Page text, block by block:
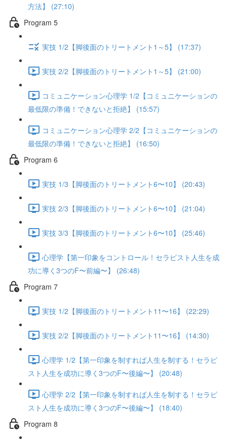
方法】 (27:10)
Program 5
実技 1/2【脚後面のトリートメント1～5】 (17:37)
実技 2/2【脚後面のトリートメント1～5】 (21:00)
コミュニケーション心理学 1/2【コミュニケーションの
最低限の準備！できないと拒絶】 (15:57)
コミュニケーション心理学 2/2【コミュニケーションの
最低限の準備！できないと拒絶】 (16:50)
Program 6
実技 1/3【脚後面のトリートメント6〜10】 (20:43)
実技 2/3【脚後面のトリートメント6〜10】 (21:04)
実技 3/3【脚後面のトリートメント6〜10】 (25:46)
心理学【第一印象をコントロール！セラピスト人生を成
功に導く3つのF〜前編〜】 (26:48)
Program 7
実技 1/2【脚後面のトリートメント11〜16】 (22:29)
実技 2/2【脚後面のトリートメント11〜16】 (14:30)
心理学 1/2【第一印象を制すれば人生を制する！セラピ
スト人生を成功に導く3つのF〜後編〜】 (20:48)
心理学 2/2【第一印象を制すれば人生を制する！セラピ
スト人生を成功に導く3つのF〜後編〜】 (18:40)
Program 8